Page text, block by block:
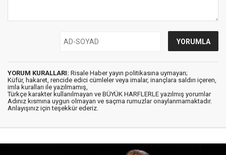
YORUM KURALLARI: Risale Haber yayın politikasına uymayan;
Küfür, hakaret, rencide edici cümleler veya imalar, inançlara saldırı içeren,
imla kuralları ile yazılmamış,
Türkçe karakter kullanılmayan ve BÜYÜK HARFLERLE yazılmış yorumlar
Adınız kısmına uygun olmayan ve saçma rumuzlar onaylanmamaktadır.
Anlayışınız için teşekkür ederiz.